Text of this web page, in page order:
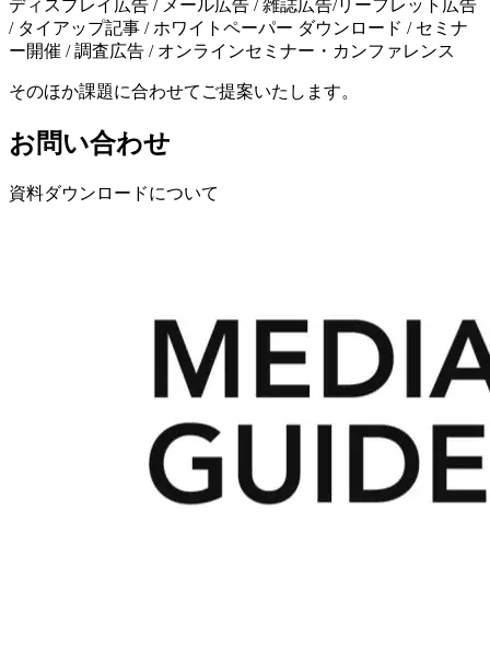
ディスプレイ広告 / メール広告 / 雑誌広告/リーフレット広告
/ タイアップ記事 / ホワイトペーパー ダウンロード / セミナ
ー開催 / 調査広告 / オンラインセミナー・カンファレンス
そのほか課題に合わせてご提案いたします。
お問い合わせ
資料ダウンロードについて